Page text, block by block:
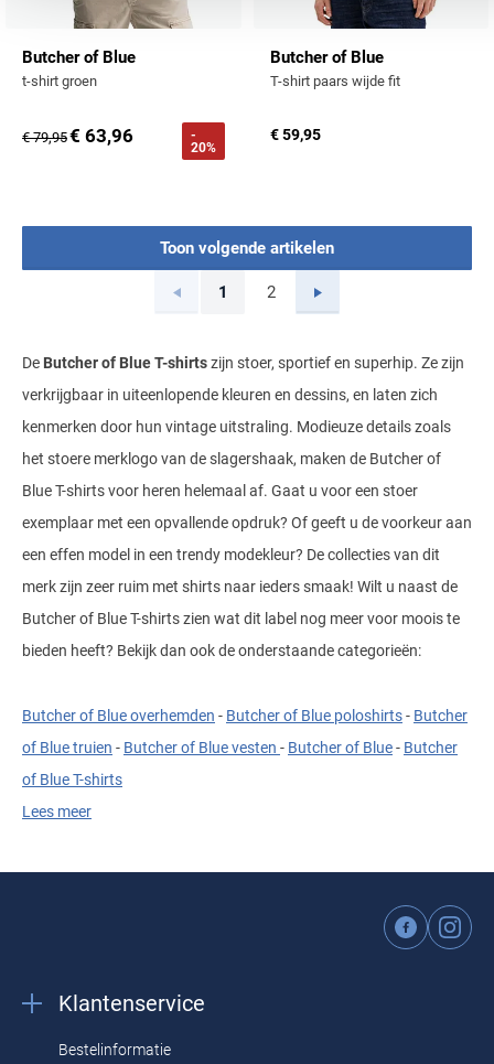
Butcher of Blue
t-shirt groen
€ 79,95€ 63,96
-
20%
Butcher of Blue
T-shirt paars wijde fit
€ 59,95
Toon volgende artikelen
Vorige
Current Page
1
Page
2 Volgende
De Butcher of Blue T-shirtszijn stoer, sportief en superhip. Ze zijn
verkrijgbaar in uiteenlopende kleuren en dessins, en laten zich
kenmerken door hun vintage uitstraling. Modieuze details zoals
het stoere merklogo van de slagershaak, maken de Butcher of
Blue T-shirts voor heren helemaal af. Gaat u voor een stoer
exemplaar met een opvallende opdruk? Of geeft u de voorkeur aan
een effen model in een trendy modekleur? De collecties van dit
merk zijn zeer ruim met shirts naar ieders smaak! Wilt u naast de
Butcher of Blue T-shirts zien wat dit label nog meer voor moois te
bieden heeft? Bekijk dan ook de onderstaande categorieën:
Butcher of Blue overhemden - Butcher of Blue poloshirts- Butcher
of Blue truien - Butcher of Blue vesten - Butcher of Blue- Butcher
of Blue T-shirts
shirts
shirts duurzaam en comfortabel. Voor de heren die op zoek zijn
Lees meer
Klantenservice
Bestelinformatie